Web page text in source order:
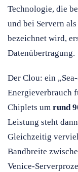
Technologie, die
und bei Servern
bezeichnet wird,
Datenübertragung.
Der Clou: ein
Energieverbrauch
Chiplets um rund
Leistung steht
Gleichzeitig
Bandbreite
Venice-